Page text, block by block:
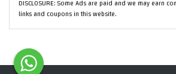
DISCLOSURE: Some Ads are paid and we may earn
links and coupons in this website.